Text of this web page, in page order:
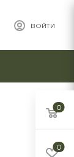
ВОЙТИ
0
0